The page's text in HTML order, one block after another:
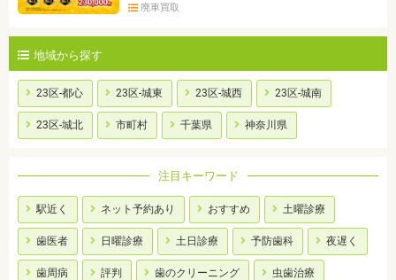
廃車買取
地域から探す
23区-都心 23区-城東 23区-城西 23区-城南
23区-城北 市町村 千葉県 神奈川県
注目キーワード
駅近く ネット予約あり おすすめ 土曜診療
歯医者 日曜診療 土日診療 予防歯科 夜遅く
歯周病 評判 歯のクリーニング 虫歯治療